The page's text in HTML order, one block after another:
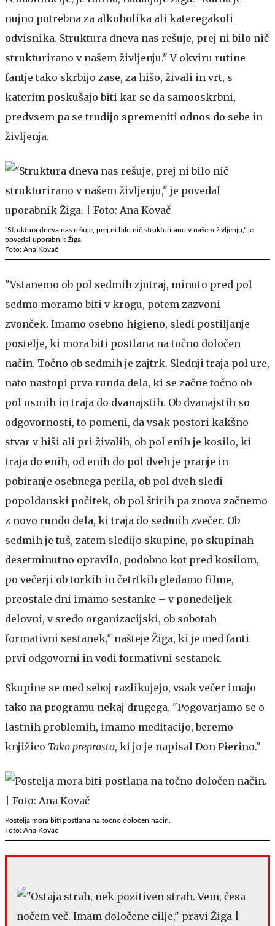
nujno potrebna za alkoholika ali kateregakoli
odvisnika. Struktura dneva nas rešuje, prej ni bilo nič
strukturirano v našem življenju." V okviru rutine
fantje tako skrbijo zase, za hišo, živali in vrt, s
katerim poskušajo biti kar se da samooskrbni,
predvsem pa se trudijo spremeniti odnos do sebe in
življenja.
"Struktura dneva nas rešuje, prej ni bilo nič strukturirano v našem življenju," je
povedal uporabnik Žiga.
Foto: Ana Kovač
"Vstanemo ob pol sedmih zjutraj, minuto pred pol
sedmo moramo biti v krogu, potem zazvoni
zvonček. Imamo osebno higieno, sledi postiljanje
postelje, ki mora biti postlana na točno določen
način. Točno ob sedmih je zajtrk. Slednji traja pol ure,
nato nastopi prva runda dela, ki se začne točno ob
pol osmih in traja do dvanajstih. Ob dvanajstih so
odgovornosti, to pomeni, da vsak postori kakšno
stvar v hiši ali pri živalih, ob pol enih je kosilo, ki
traja do enih, od enih do pol dveh je pranje in
pobiranje osebnega perila, ob pol dveh sledi
popoldanski počitek, ob pol štirih pa znova začnemo
z novo rundo dela, ki traja do sedmih zvečer. Ob
sedmih je tuš, zatem sledijo skupine, po skupinah
desetminutno opravilo, podobno kot pred kosilom,
po večerji ob torkih in četrtkih gledamo filme,
preostale dni imamo sestanke – v ponedeljek
delovni, v sredo organizacijski, ob sobotah
formativni sestanek," našteje Žiga, ki je med fanti
prvi odgovorni in vodi formativni sestanek.
Skupine se med seboj razlikujejo, vsak večer imajo
tako na programu nekaj drugega. "Pogovarjamo se o
lastnih problemih, imamo meditacijo, beremo
knjižico Tako preprosto, ki jo je napisal Don Pierino."
Postelja mora biti postlana na točno določen način.
Foto: Ana Kovač